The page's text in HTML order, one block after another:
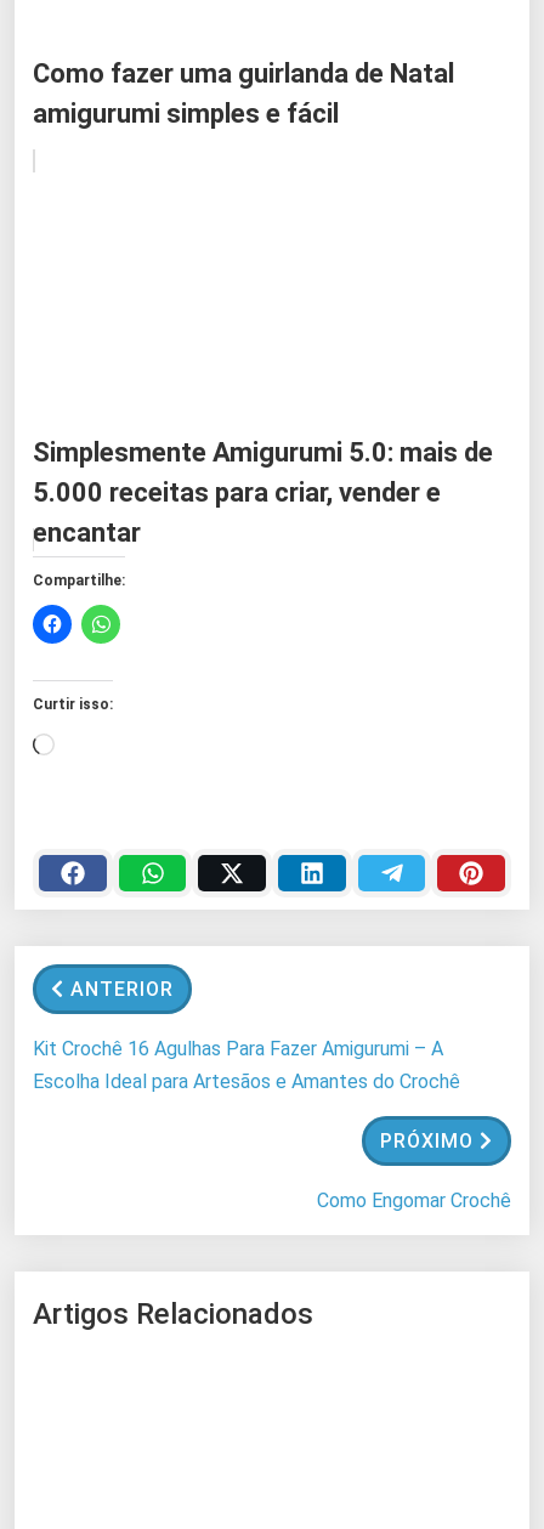
Como fazer uma guirlanda de Natal
amigurumi simples e fácil
Simplesmente Amigurumi 5.0: mais de
5.000 receitas para criar, vender e
encantar
Compartilhe:
Curtir isso:
C
e
g
n
d
o
ANTERIOR
Kit Crochê 16 Agulhas Para Fazer Amigurumi – A
Escolha Ideal para Artesãos e Amantes do Crochê
PRÓXIMO
Como Engomar Crochê
Artigos Relacionados